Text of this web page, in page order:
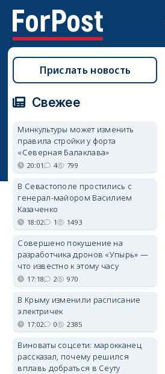
Прислать новость
Свежее
Минкультуры может изменить
правила стройки у форта
«Северная Балаклава»
20:01 4 799
В Севастополе простились с
генерал-майором Василием
Казаченко
18:02 1 1493
Совершено покушение на
разработчика дронов «Упырь» —
что известно к этому часу
17:18 2 970
В Крыму изменили расписание
электричек
17:02 0 2385
Виноваты соцсети: марокканец
рассказал, почему решился
вплавь добраться в Сеуту